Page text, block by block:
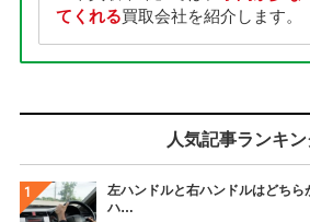
てくれる買取会社を紹介します。
人気記事ランキ
左ハンドルと右ハンドルはどち
ハ…